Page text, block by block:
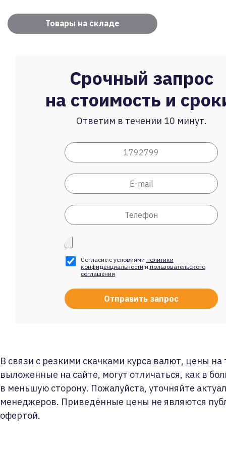
Товары на складе
Срочный запрос
на стоимость и
Ответим в течении 10 минут.
Согласие с условиями политики
конфиденциальности и пользовательского
соглашения
В связи с резкими скачками курса валют, цены на
выложенные на сайте, могут отличаться, как в
в меньшую сторону. Пожалуйста, уточняйте
менеджеров. Приведённые цены не являются
офертой.